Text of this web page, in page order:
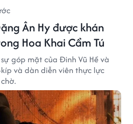
Ân Hy được khán
Hoa Khai Cẩm Tú
góp mặt của Đinh Vũ Hề và
và dàn diễn viên thực lực